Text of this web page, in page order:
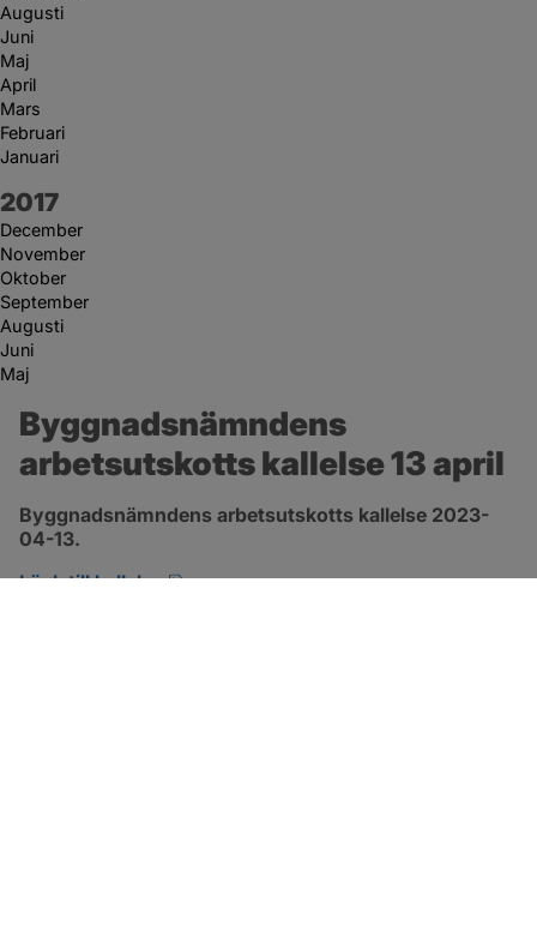
Augusti
Juni
Maj
April
Mars
Februari
Januari
År:
2017
December
November
Oktober
September
Augusti
Juni
Maj
Byggnadsnämndens
arbetsutskotts kallelse 13 april
Byggnadsnämndens arbetsutskotts kallelse 2023-
04-13.
Länk till kallelse
pdf, 104 kB, öppnas i nytt fönster.